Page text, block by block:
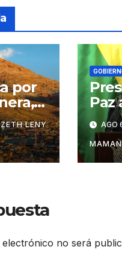
por
LENY
Paz
del
AGO
no será